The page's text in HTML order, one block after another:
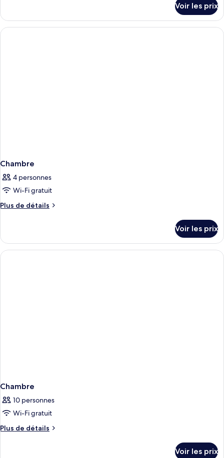
Suite
Studio,
1
le
type
de
Voir les prix
Chambre
4 personnes
Wi-Fi gratuit
Plus de détails
Plus
le
type
de
Voir les prix
Chambre
10 personnes
Wi-Fi gratuit
Plus de détails
Plus
Voir les prix